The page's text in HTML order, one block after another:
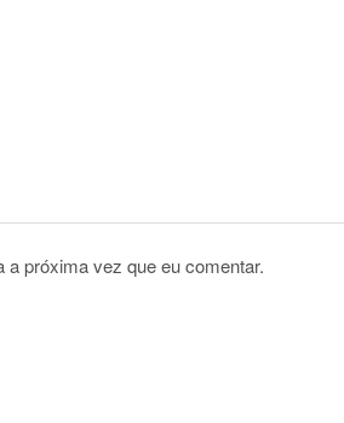
próxima vez que eu comentar.